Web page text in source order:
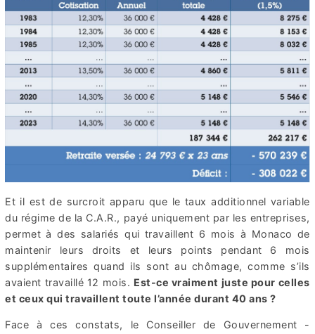
Et il est de surcroit apparu que le taux additionnel variable
du régime de la C.A.R., payé uniquement par les entreprises,
permet à des salariés qui travaillent 6 mois à Monaco de
maintenir leurs droits et leurs points pendant 6 mois
supplémentaires quand ils sont au chômage, comme s’ils
avaient travaillé 12 mois. Est-ce vraiment juste pour celles
et ceux qui travaillent toute l’année durant 40 ans ?
Face à ces constats, le Conseiller de Gouvernement -